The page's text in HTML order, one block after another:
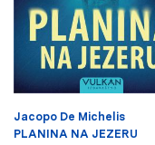
Jacopo De Michelis
PLANINA NA JEZERU